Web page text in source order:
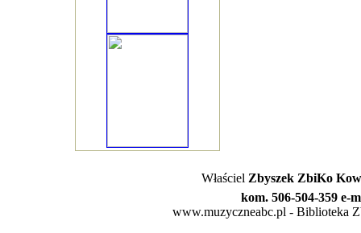
Właściel Zbyszek ZbiKo
kom. 506-504-359 e-
www.muzyczneabc.pl - Biblioteka